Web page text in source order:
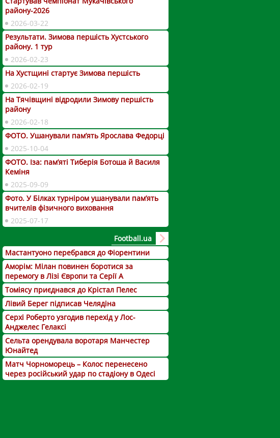
району-2026
2026-03-22
Результати. Зимова першість Хустського
району. 1 тур
2026-02-23
На Хустщині стартує Зимова першість
2026-02-19
На Тячівщині відродили Зимову першість
району
2026-02-18
ФОТО. Ушанували пам’ять Ярослава Федорці
2025-10-04
ФОТО. Іза: пам’яті Тиберія Ботоша й Василя
Кеміня
2025-09-09
Фото. У Білках турніром ушанували пам’ять
вчителів фізичного виховання
2025-07-17
Football.ua
Мастантуоно перебрався до Фіорентини
Аморім: Мілан повинен боротися за
перемогу в Лізі Європи та Серії А
Томіясу приєднався до Крістал Пелес
Лівий Берег підписав Челядіна
Серхі Роберто узгодив перехід у Лос-
Анджелес Гелаксі
Сельта орендувала воротаря Манчестер
Юнайтед
Матч Чорноморець – Колос перенесено
через російський удар по стадіону в Одесі